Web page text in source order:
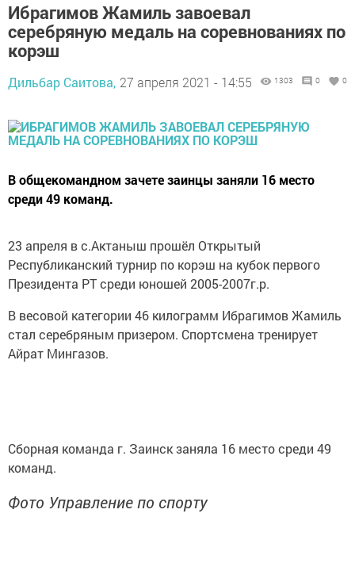
Ибрагимов Жамиль завоевал
серебряную медаль на соревнованиях по
корэш
Дильбар Саитова, 27 апреля 2021 - 14:55 1303 0 0
В общекомандном зачете заинцы заняли 16 место
среди 49 команд.
23 апреля в с.Актаныш прошёл Открытый
Республиканский турнир по корэш на кубок первого
Президента РТ среди юношей 2005-2007г.р.
В весовой категории 46 килограмм Ибрагимов Жамиль
стал серебряным призером. Спортсмена тренирует
Айрат Мингазов.
Сборная команда г. Заинск заняла 16 место среди 49
команд.
Фото Управление по спорту​